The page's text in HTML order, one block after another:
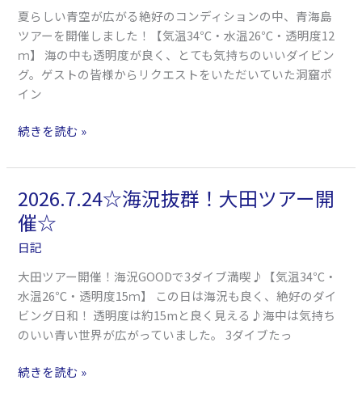
夏らしい青空が広がる絶好のコンディションの中、青海島
ツアーを開催しました！【気温34℃・水温26℃・透明度12
ｍ】 海の中も透明度が良く、とても気持ちのいいダイビン
グ。ゲストの皆様からリクエストをいただいていた洞窟ポ
イン
デ
イ
ダ
イ
ブ
祝
ダ
ブ
青
海
ツ
ア
ー
☆
続きを読む »
2026.7.24☆海況抜群！大田ツアー開
催☆
日記
大田ツアー開催！海況GOODで3ダイブ満喫♪【気温34℃・
水温26℃・透明度15ｍ】 この日は海況も良く、絶好のダイ
ビング日和！ 透明度は約15mと良く見える♪海中は気持ち
のいい青い世界が広がっていました。 3ダイブたっ
2026.7.24☆
海
況
抜
群！
大
田
ツ
ー
続きを読む »